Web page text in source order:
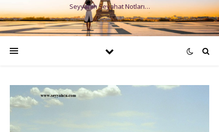
Seyyahın Seyahat Notları…